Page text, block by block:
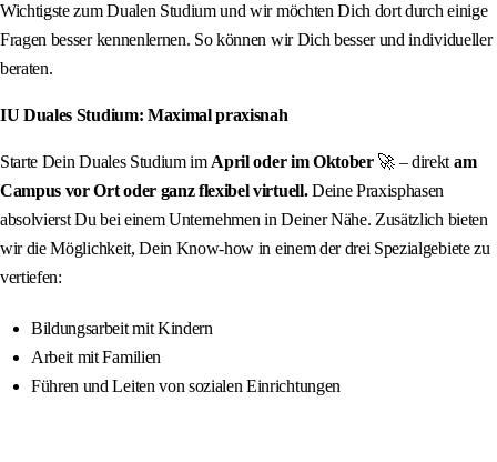
Wichtigste zum Dualen Studium und wir möchten Dich dort durch einige
Fragen besser kennenlernen. So können wir Dich besser und individueller
beraten.
IU Duales Studium: Maximal praxisnah
Starte Dein Duales Studium im April oder im Oktober 🚀 – direkt am
Campus vor Ort oder ganz flexibel virtuell.Deine Praxisphasen
absolvierst Du bei einem Unternehmen in Deiner Nähe. Zusätzlich bieten
wir die Möglichkeit, Dein Know-how in einem der drei Spezialgebiete zu
vertiefen:
Bildungsarbeit mit Kindern
Arbeit mit Familien
Führen und Leiten von sozialen Einrichtungen